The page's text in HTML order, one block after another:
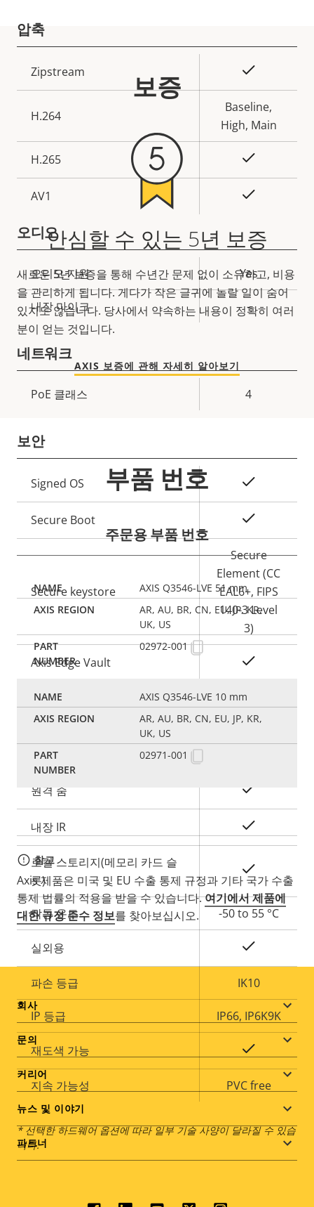
설
명
압축
속
성
명
속
Zipstream
H.264
Baseline,
High, Main
H.265
AV1
오디오
속
성
설
명
속
성
값
오디오 지원 Yes
내장 마이크 -
네트워크
속
명
속
PoE 클래스 4
보안
속
성
설
명
속
값
Signed OS
Secure Boot
Secure keystore
Secure
Element (CC
EAL6+, FIPS
140-3 Level
3)
Axis Edge Vault
일반
속
성
설
명
원격 포커스
원격 줌
내장 IR
로컬 스토리지(메모리 카드 슬
롯)
작동 온도 -50 to 55 °C
실외용
파손 등급 IK10
IP 등급 IP66, IP6K9K
재도색 가능
지속 가능성 PVC free
* 선택한 하드웨어 옵션에 따라 일부 기술 사양이 달라질 수 있습
니다.
보증
안심할 수 있는 5년 보증
새로운 5년 보증을 통해 수년간 문제 없이 소유하고, 비용
을 관리하게 됩니다. 게다가 작은 글귀에 놀랄 일이 숨어
있지도 않습니다. 당사에서 약속하는 내용이 정확히 여러
분이 얻는 것입니다.
AXIS 보증에 관해 자세히 알아보기
부품 번호
주문용 부품 번호
AXIS Q3546-LVE 51 mm
AR, AU, BR, CN, EU, JP, KR,
UK, US
02972-001
AXIS Q3546-LVE 10 mm
AR, AU, BR, CN, EU, JP, KR,
UK, US
02971-001
참고
Axis 제품은 미국 및 EU 수출 통제 규정과 기타 국가 수출
통제 법률의 적용을 받을 수 있습니다.여기에서 제품에
대한 규정 준수 정보를 찾아보십시오.
Footer
menu
회사
문의
커리어
뉴스 및 이야기
파트너